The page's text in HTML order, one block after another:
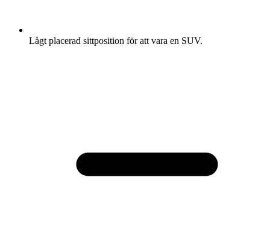
Lågt placerad sittposition för att vara en SUV.